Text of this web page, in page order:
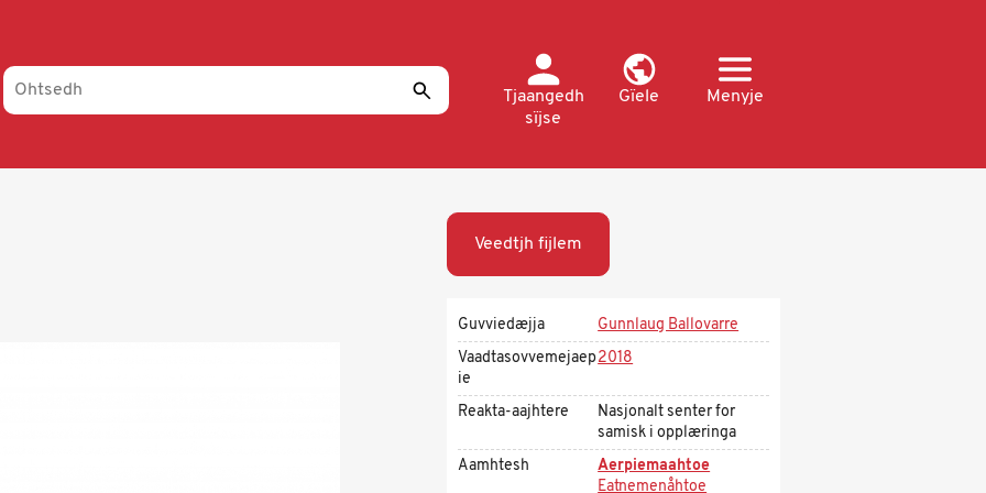
Tjaangedh
sïjse
Gïele Menyje
Veedtjh fijlem
Guvviedæjja
Gunnlaug Ballovarre
Vaadtasovvemejaep
ie
2018
Reakta-aajhtere
Nasjonalt senter for
samisk i opplæringa
Aamhtesh
Aerpiemaahtoe
Eatnemenåhtoe